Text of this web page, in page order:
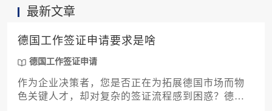
最新文章
德国工作签证申请要求是啥
德国工作签证申请
作为企业决策者，您是否正在为拓展德国市场而物
色关键人才，却对复杂的签证流程感到困惑？德国